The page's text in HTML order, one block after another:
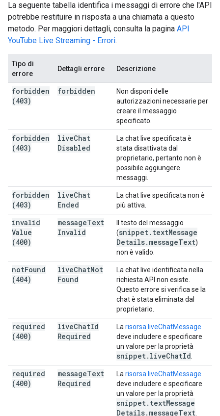
La seguente tabella identifica i messaggi di errore che l'API
potrebbe restituire in risposta a una chiamata a questo
metodo. Per maggiori dettagli, consulta la pagina API
YouTube Live Streaming - Errori.
Tipo di
errore
Dettagli errore Descrizione
forbidden
(403)
forbidden
Non disponi delle
autorizzazioni necessarie per
creare il messaggio
specificato.
forbidden
(403)
liveChat
Disabled
La chat live specificata è
stata disattivata dal
proprietario, pertanto non è
possibile aggiungere
messaggi.
forbidden
(403)
liveChat
Ended
La chat live specificata non è
più attiva.
invalid
Value
(400)
messageText
Invalid
Il testo del messaggio
(snippet. textMessage
Details. messageText)
non è valido.
notFound
(404)
liveChatNot
Found
La chat live identificata nella
richiesta API non esiste.
Questo errore si verifica se la
chat è stata eliminata dal
proprietario.
required
(400)
liveChatId
Required
La risorsa liveChatMessage
deve includere e specificare
un valore per la proprietà
snippet. liveChatId
required
(400)
messageText
Required
La risorsa liveChatMessage
deve includere e specificare
un valore per la proprietà
snippet. textMessage
Details. messageText